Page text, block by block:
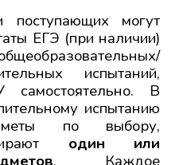
поступающих могут
ЕГЭ (при наличии)
испытаний,
В
испытанию
по выбору,
один или